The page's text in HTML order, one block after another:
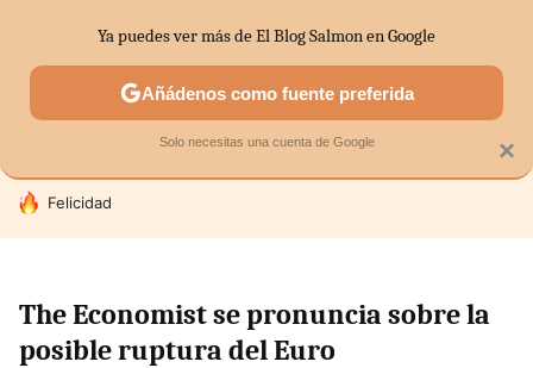
SECTORES ECONOMÍA DOMÉSTICA MERCADOS
HOY SE HABLA DE
Felicidad
The Economist se pronuncia sobre la
posible ruptura del Euro
×
Ya puedes ver más de El Blog Salmon en Google
Añádenos como fuente preferida
Solo necesitas una cuenta de Google